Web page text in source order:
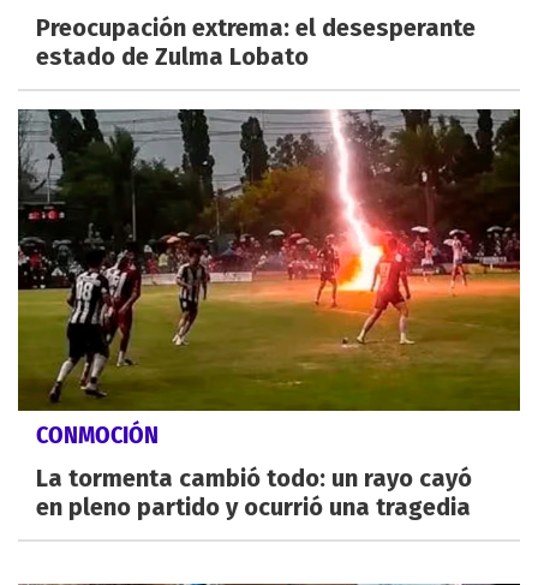
Preocupación extrema: el desesperante
estado de Zulma Lobato
CONMOCIÓN
La tormenta cambió todo: un rayo cayó
en pleno partido y ocurrió una tragedia